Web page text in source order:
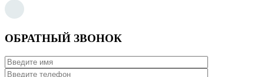
ОБРАТНЫЙ ЗВОНОК